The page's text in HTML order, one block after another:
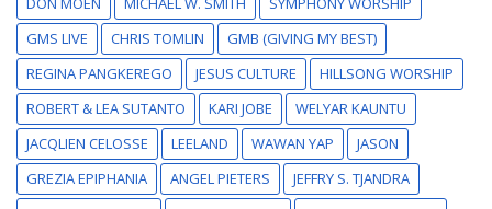
GMS LIVE
CHRIS TOMLIN
GMB (GIVING MY BEST)
REGINA PANGKEREGO
JESUS CULTURE
HILLSONG WORSHIP
ROBERT & LEA SUTANTO
KARI JOBE
WELYAR KAUNTU
JACQLIEN CELOSSE
LEELAND WAWAN YAP
JASON
GREZIA EPIPHANIA
ANGEL PIETERS
JEFFRY S. TJANDRA